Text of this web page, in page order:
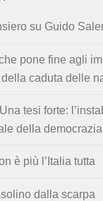
su Guido
pone fine agli
caduta delle
Una tesi forte:
della
è più l’Italia tutta
dalla scarpa